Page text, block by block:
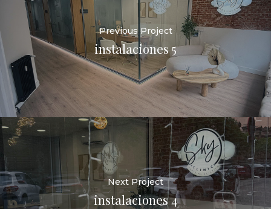
Previous Project
instalaciones 5
Next Project
instalaciones 4